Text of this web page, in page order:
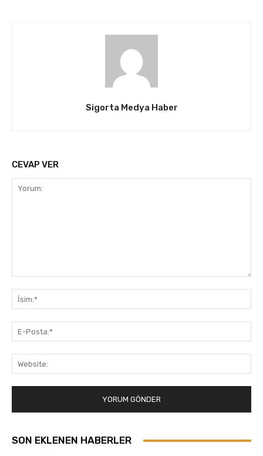
Sigorta Medya Haber
CEVAP VER
SON EKLENEN HABERLER